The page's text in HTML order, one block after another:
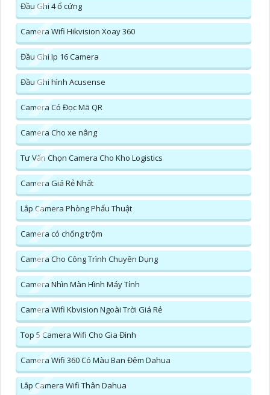
Đầu Ghi 4 ổ cứng
Camera Wifi Hikvision Xoay 360
Đầu Ghi Ip 16 Camera
Đầu Ghi hình Acusense
Camera Có Đọc Mã QR
Camera Cho xe nâng
Tư Vấn Chọn Camera Cho Kho Logistics
Camera Giá Rẻ Nhất
Lắp Camera Phòng Phẩu Thuật
Camera có chống trộm
Camera Cho Công Trình Chuyên Dụng
Camera Nhìn Màn Hình Máy Tính
Camera Wifi Kbvision Ngoài Trời Giá Rẻ
Top 5 Camera Wifi Cho Gia Đình
Camera Wifi 360 Có Màu Ban Đêm Dahua
Lắp Camera Wifi Thân Dahua